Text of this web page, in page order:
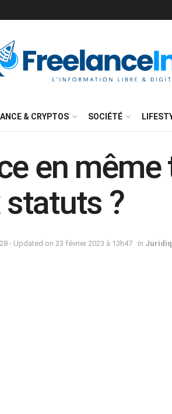
& CRYPTOS SOCIÉTÉ
en
statuts ?
- Updated on 23 février 2023 à 13h47 in